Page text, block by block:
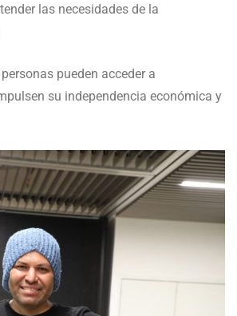
las necesidades de la
pueden acceder a
su independencia económica y